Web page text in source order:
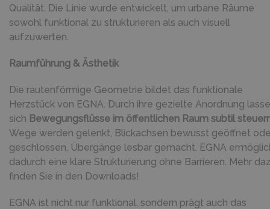
Qualität. Die Linie wurde entwickelt, um urbane Räume
sowohl funktional zu strukturieren als auch visuell
aufzuwerten.
Raumführung & Ästhetik
Die rautenförmige Geometrie bildet das funktionale
Herzstück von EGNA. Durch ihre gezielte Anordnung
sich Bewegungsflüsse im öffentlichen Raum subtil
Wege werden gelenkt, Blickachsen bewusst geöffnet
geschlossen, Übergänge lesbar gemacht. EGNA
dadurch eine klare Strukturierung ohne Barrieren. Mehr
finden Sie in den Downloads!
EGNA ist nicht nur funktional, sondern prägt auch das